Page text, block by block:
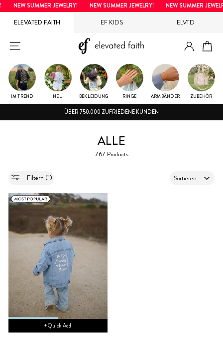
NEW SUMMER JEWELRY! NEW SUMMER JEWELRY! NEW SUMMER
ELEVATED FAITH EF KIDS ELVTD
Direkt
zum
SEITENNAVIGATION
IM TREND NEU BEKLEIDUNG RINGE ARMBÄNDER ZUBEHÖR
ÜBER 750.000 ZUFRIEDENE KUNDEN
ALLE
767 Products
Filtern (1)
+ Quick Add